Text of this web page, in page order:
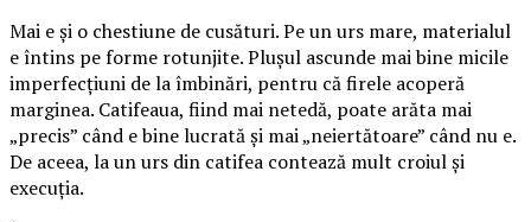
Mai e și o chestiune de cusături. Pe un urs mare, materialul
e întins pe forme rotunjite. Plușul ascunde mai bine micile
imperfecțiuni de la îmbinări, pentru că firele acoperă
marginea. Catifeaua, fiind mai netedă, poate arăta mai
„precis” când e bine lucrată și mai „neiertătoare” când nu e.
De aceea, la un urs din catifea contează mult croiul și
execuția.